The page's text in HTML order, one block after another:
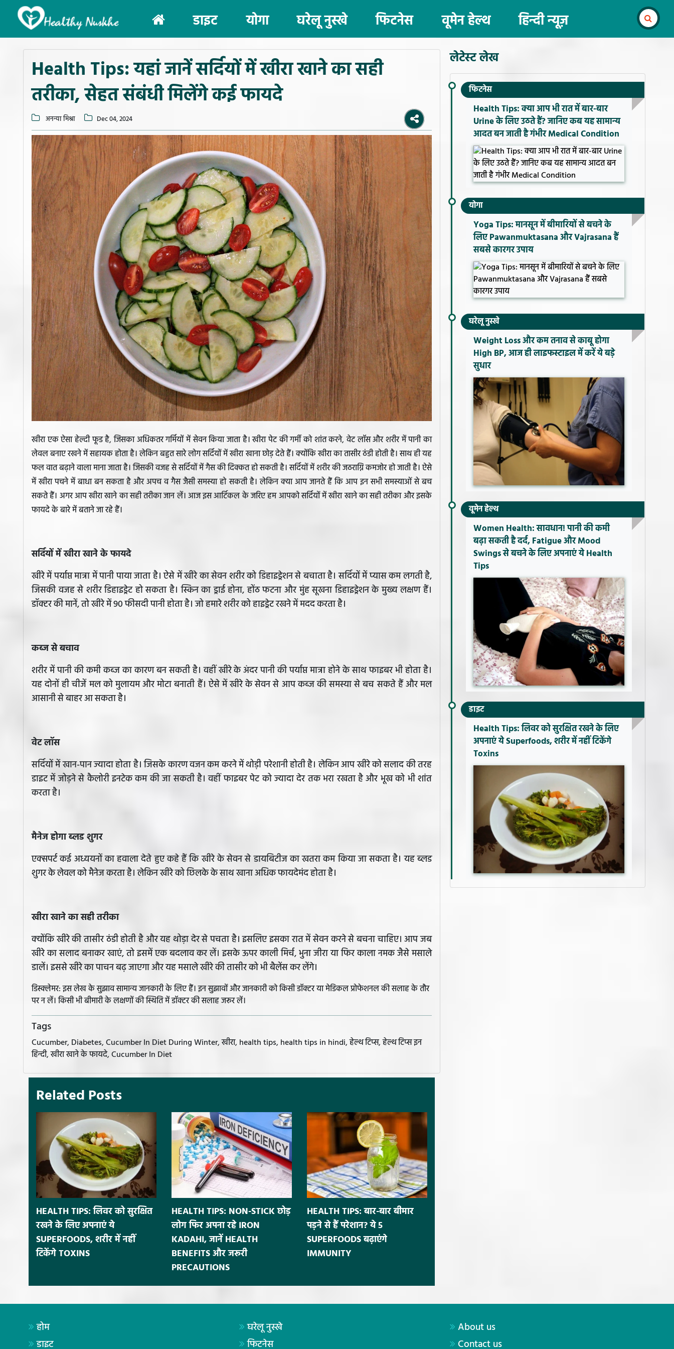
(current)
डाइट योगा घरेलू नुस्खे फिटनेस वूमेन हेल्थ हिन्दी न्यूज़
Health Tips: यहां जानें सर्दियों में खीरा खाने का सही
तरीका, सेहत संबंधी मिलेंगे कई फायदे
अनन्या मिश्रा Dec 04, 2024
खीरा एक ऐसा हेल्दी फूड है, जिसका अधिकतर गर्मियों में सेवन किया जाता है। खीरा पेट की गर्मी को शांत करने, वेट लॉस और शरीर में पानी का
लेवल बनाए रखने में सहायक होता है। लेकिन बहुत सारे लोग सर्दियों में खीरा खाना छोड़ देते हैं। क्योंकि खीरा का तासीर ठंडी होती है। साथ ही यह
फल वात बढ़ाने वाला माना जाता है। जिसकी वजह से सर्दियों में गैस की दिक्कत हो सकती है। सर्दियों में शरीर की जठराग्नि कमजोर हो जाती है। ऐसे
में खीरा पचने में बाधा बन सकता है और अपच व गैस जैसी समस्या हो सकती है। लेकिन क्या आप जानते हैं कि आप इन सभी समस्याओं से बच
सकते हैं। अगर आप खीरा खाने का सही तरीका जान लें। आज इस आर्टिकल के जरिए हम आपको सर्दियों में खीरा खाने का सही तरीका और इसके
फायदे के बारे में बताने जा रहे हैं।
सर्दियों में खीरा खाने के फायदे
खीरे में पर्याप्त मात्रा में पानी पाया जाता है। ऐसे में खीरे का सेवन शरीर को डिहाइड्रेशन से बचाता है। सर्दियों में प्यास कम लगती है,
जिसकी वजह से शरीर डिहाइड्रेट हो सकता है। स्किन का ड्राई होना, होंठ फटना और मुंह सूखना डिहाइड्रेशन के मुख्य लक्षण हैं।
डॉक्टर की मानें, तो खीरे में 90 फीसदी पानी होता है। जो हमारे शरीर को हाइड्रेट रखने में मदद करता है।
कब्ज से बचाव
शरीर में पानी की कमी कब्ज का कारण बन सकती है। वहीं खीरे के अंदर पानी की पर्याप्त मात्रा होने के साथ फाइबर भी होता है।
यह दोनों ही चीजें मल को मुलायम और मोटा बनाती हैं। ऐसे में खीरे के सेवन से आप कब्ज की समस्या से बच सकते हैं और मल
आसानी से बाहर आ सकता है।
वेट लॉस
सर्दियों में खान-पान ज्यादा होता है। जिसके कारण वजन कम करने में थोड़ी परेशानी होती है। लेकिन आप खीरे को सलाद की तरह
डाइट में जोड़ने से कैलोरी इनटेक कम की जा सकती है। वहीं फाइबर पेट को ज्यादा देर तक भरा रखता है और भूख को भी शांत
करता है।
मैनेज होगा ब्लड शुगर
एक्सपर्ट कई अध्ययनों का हवाला देते हुए कहे हैं कि खीरे के सेवन से डायबिटीज का खतरा कम किया जा सकता है। यह ब्लड
शुगर के लेवल को मैनेज करता है। लेकिन खीरे को छिलके के साथ खाना अधिक फायदेमंद होता है।
खीरा खाने का सही तरीका
क्योंकि खीरे की तासीर ठंडी होती है और यह थोड़ा देर से पचता है। इसलिए इसका रात में सेवन करने से बचना चाहिए। आप जब
खीरे का सलाद बनाकर खाएं, तो इसमें एक बदलाव कर लें। इसके ऊपर काली मिर्च, भुना जीरा या फिर काला नमक जैसे मसाले
डालें। इससे खीरे का पाचन बढ़ जाएगा और यह मसाले खीरे की तासीर को भी बैलेंस कर लेंगे।
डिस्क्लेमर: इस लेख के सुझाव सामान्य जानकारी के लिए हैं। इन सुझावों और जानकारी को किसी डॉक्टर या मेडिकल प्रोफेशनल की सलाह के तौर
पर न लें। किसी भी बीमारी के लक्षणों की स्थिति में डॉक्टर की सलाह जरूर लें।
Tags
Cucumber, Diabetes, Cucumber In Diet During Winter, खीरा, health tips, health tips in hindi, हेल्थ टिप्स, हेल्थ टिप्स इन
हिन्दी, खीरा खाने के फायदे, Cucumber In Diet
Related Posts
HEALTH TIPS: लिवर को सुरक्षित
रखने के लिए अपनाएं ये
SUPERFOODS, शरीर में नहीं
टिकेंगे TOXINS
HEALTH TIPS: NON-STICK छोड़
लोग फिर अपना रहे IRON
KADAHI, जानें HEALTH
BENEFITS और जरूरी
PRECAUTIONS
HEALTH TIPS: बार-बार बीमार
पड़ने से हैं परेशान? ये 5
SUPERFOODS बढ़ाएंगे
IMMUNITY
लेटेस्ट लेख
फिटनेस
Health Tips: क्या आप भी रात में बार-बार
Urine के लिए उठते हैं? जानिए कब यह सामान्य
आदत बन जाती है गंभीर Medical Condition
योगा
Yoga Tips: मानसून में बीमारियों से बचने के
लिए Pawanmuktasana और Vajrasana हैं
सबसे कारगर उपाय
घरेलू नुस्खे
Weight Loss और कम तनाव से काबू होगा
High BP, आज ही लाइफस्टाइल में करें ये बड़े
सुधार
वूमेन हेल्थ
Women Health: सावधान! पानी की कमी
बढ़ा सकती है दर्द, Fatigue और Mood
Swings से बचने के लिए अपनाएं ये Health
Tips
डाइट
Health Tips: लिवर को सुरक्षित रखने के लिए
अपनाएं ये Superfoods, शरीर में नहीं टिकेंगे
Toxins
होम
डाइट
घरेलू नुस्खे
फिटनेस
About us
Contact us